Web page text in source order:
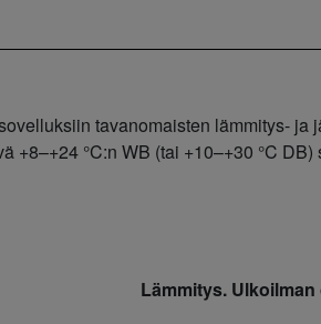
tavanomaisten lämmitys-
°C:n WB (tai +10–+30 °C
Lämmitys.